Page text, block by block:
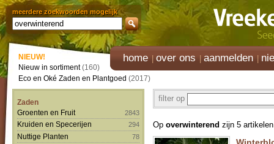
meerdere zoekwoorden mogelijk
home over ons aanmelden
NIEUW!
Nieuw in sortiment(160)
Eco en Oké Zaden en Plantgoed (2017)
Zaden
Groenten en Fruit
2843
Kruiden en Specerijen 294
Nuttige Planten 78
filter op
Op overwinterend zijn 5